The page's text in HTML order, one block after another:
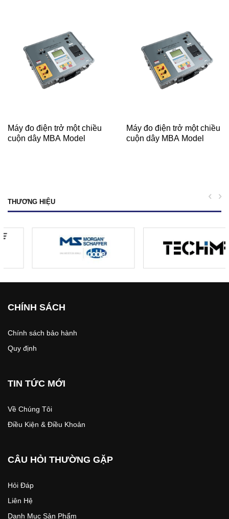
Máy đo điện trở một chiều
cuộn dây MBA Model
Máy đo điện trở một chiều
cuộn dây MBA Model
THƯƠNG HIỆU
prev
CHÍNH SÁCH
Chính sách bảo hành
Quy định
TIN TỨC MỚI
Về Chúng Tôi
Điều Kiện & Điều Khoản
CÂU HỎI THƯỜNG GẶP
Hỏi Đáp
Liên Hệ
Danh Mục Sản Phẩm